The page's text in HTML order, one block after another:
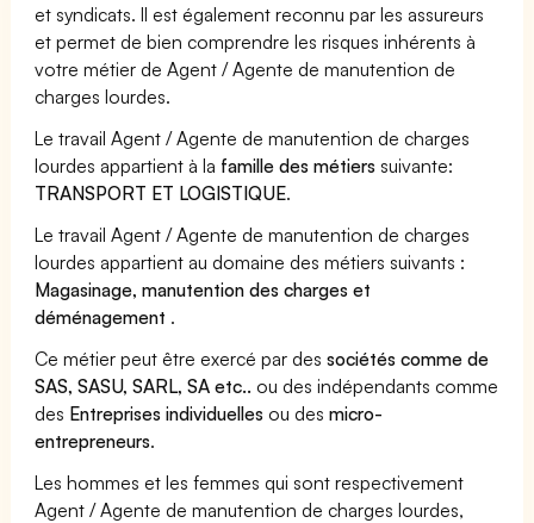
et syndicats. Il est également reconnu par les assureurs
et permet de bien comprendre les risques inhérents à
votre métier de Agent / Agente de manutention de
charges lourdes.
Le travail Agent / Agente de manutention de charges
lourdes appartient à la famille des métiers suivante:
TRANSPORT ET LOGISTIQUE.
Le travail Agent / Agente de manutention de charges
lourdes appartient au domaine des métiers suivants :
Magasinage, manutention des charges et
déménagement .
Ce métier peut être exercé par dessociétés comme de
SAS, SASU, SARL, SA etc.. ou des indépendants comme
des Entreprises individuelles ou desmicro-
entrepreneurs.
Les hommes et les femmes qui sont respectivement
Agent / Agente de manutention de charges lourdes,